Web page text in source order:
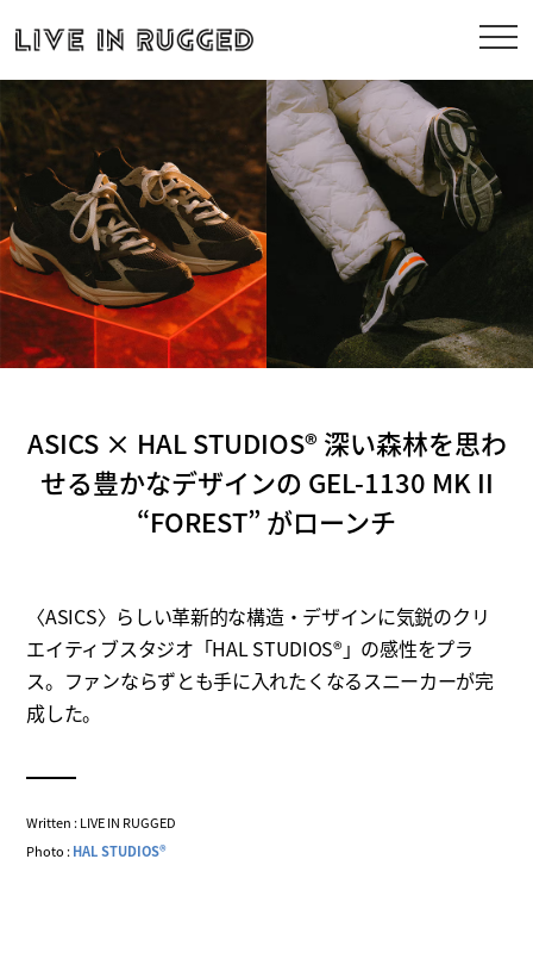
ASICS × HAL STUDIOS® 深い森林を思わ
せる豊かなデザインの GEL-1130 MK II
“FOREST” がローンチ
〈ASICS〉らしい革新的な構造・デザインに気鋭のクリ
エイティブスタジオ「HAL STUDIOS®」の感性をプラ
ス。ファンならずとも手に入れたくなるスニーカーが完
成した。
Written : LIVE IN RUGGED
Photo :HAL STUDIOS®